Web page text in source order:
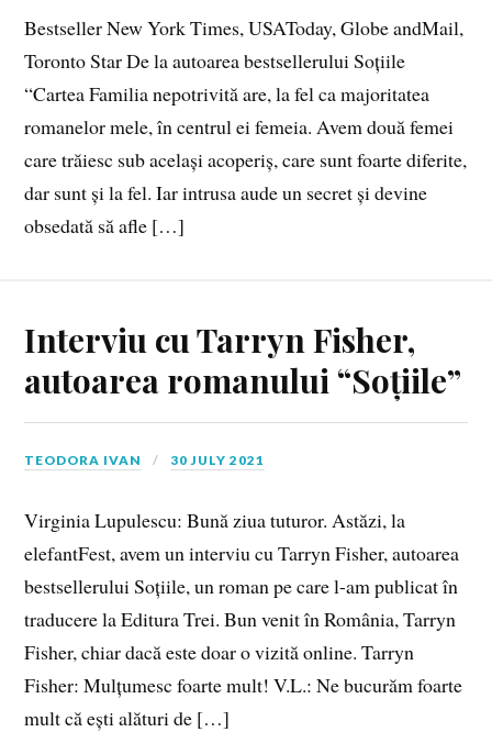
Bestseller New York Times, USAToday, Globe andMail,
Toronto Star De la autoarea bestsellerului Soțiile
“Cartea Familia nepotrivită are, la fel ca majoritatea
romanelor mele, în centrul ei femeia. Avem două femei
care trăiesc sub același acoperiș, care sunt foarte diferite,
dar sunt și la fel. Iar intrusa aude un secret și devine
obsedată să afle […]
Interviu cu Tarryn Fisher,
autoarea romanului “Soțiile”
TEODORA IVAN 30 JULY 2021
Virginia Lupulescu: Bună ziua tuturor. Astăzi, la
elefantFest, avem un interviu cu Tarryn Fisher, autoarea
bestsellerului Soțiile, un roman pe care l-am publicat în
traducere la Editura Trei. Bun venit în România, Tarryn
Fisher, chiar dacă este doar o vizită online. Tarryn
Fisher: Mulțumesc foarte mult! V.L.: Ne bucurăm foarte
mult că ești alături de […]